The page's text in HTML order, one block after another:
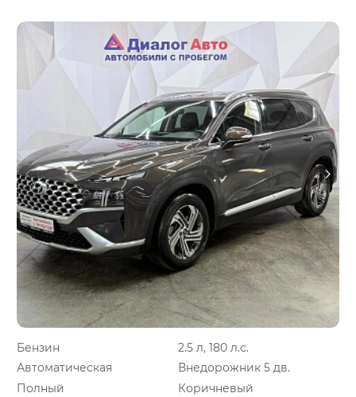
Бензин
2.5 л, 180 л.с.
Автоматическая
Внедорожник 5 дв.
Полный
Коричневый